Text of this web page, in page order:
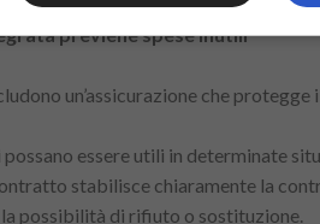
previene spese inutili
un’assicurazione che
essere utili in determinate
stabilisce chiaramente la
possibilità di rifiuto o sostituzione.